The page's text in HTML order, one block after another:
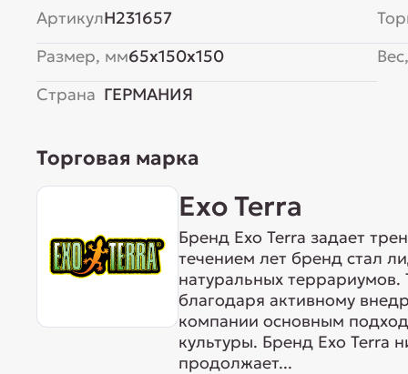
АртикулH231657
Размер, мм65x150x150
Страна ГЕРМАНИЯ
Торговая марка
Exo Terra
Бренд Exo Terra задает
течением лет бренд стал
натуральных
благодаря активному
компании основным
культуры. Бренд Exo Terra
продолжает...